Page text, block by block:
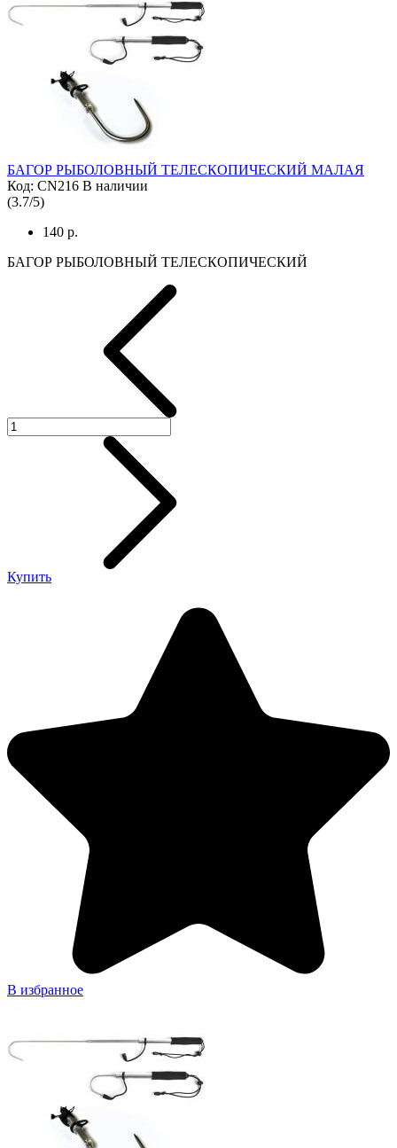
БАГОР РЫБОЛОВНЫЙ ТЕЛЕСКОПИЧЕСКИЙ МАЛАЯ
Код: CN216 В наличии
(3.7/5)
140 р.
БАГОР РЫБОЛОВНЫЙ ТЕЛЕСКОПИЧЕСКИЙ
Купить
В избранное